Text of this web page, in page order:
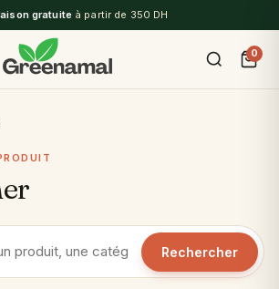
gratuiteà partir de 350 DH
0
Rechercher